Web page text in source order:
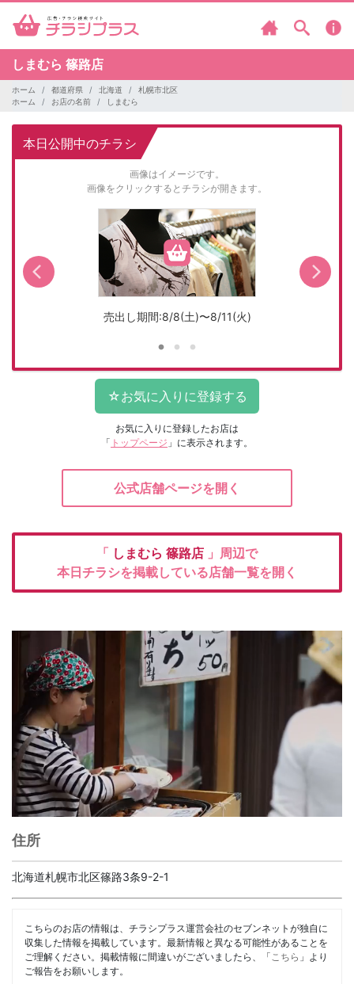
しまむら 篠路店
ホーム 都道府県 北海道
札幌市北区
ホーム
お店の名前 しまむら
本日公開中のチラシ
画像はイメージです。
画像をクリックするとチラシが開きます。
売出し期間:8/8(土)〜8/11(火)
お気に入りに登録したお店は
「 トップページ 」に表示されます。
公式店舗ページを開く
「 しまむら 篠路店 」周辺で
本日チラシを掲載している店舗一覧を開く
住所
北海道札幌市北区篠路3条9-2-1
こちらのお店の情報は、チラシプラス運営会社のセブンネットが独自に
収集した情報を掲載しています。最新情報と異なる可能性があることを
ご理解ください。掲載情報に間違いがございましたら、「 こちら 」より
ご報告をお願いします。